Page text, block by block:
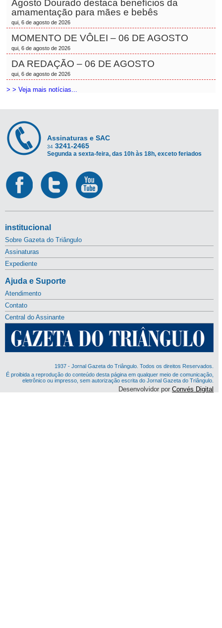
Agosto Dourado destaca benefícios da
amamentação para mães e bebês
qui, 6 de agosto de 2026
MOMENTO DE VÔLEI – 06 DE AGOSTO
qui, 6 de agosto de 2026
DA REDAÇÃO – 06 DE AGOSTO
qui, 6 de agosto de 2026
> > Veja mais notícias...
Assinaturas e SAC
34 3241-2465
Segunda a sexta-feira, das 10h às 18h, exceto feriados
institucional
Sobre Gazeta do Triângulo
Assinaturas
Expediente
Ajuda e Suporte
Atendimento
Contato
Central do Assinante
1937 - Jornal Gazeta do Triângulo. Todos os direitos Reservados.
É proibida a reprodução do conteúdo desta página em qualquer meio de comunicação,
eletrônico ou impresso, sem autorização escrita do Jornal Gazeta do Triângulo.
Desenvolvidor porConvés Digital